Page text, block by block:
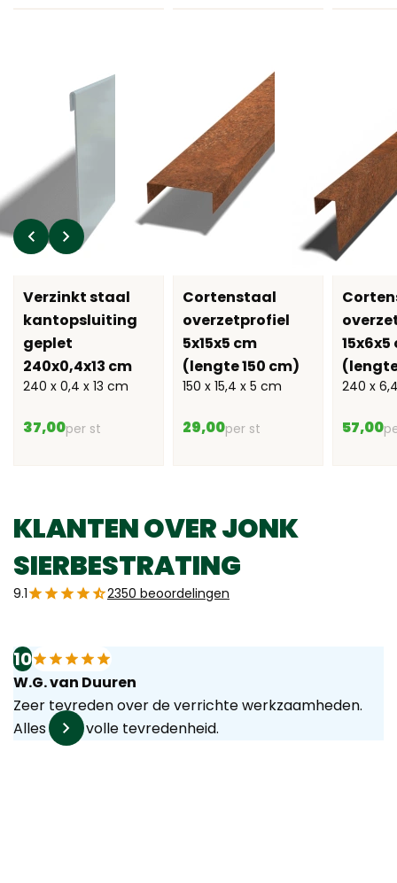
Verzinkt staal
kantopsluiting
geplet
240x0,4x13 cm
240 x 0,4 x 13 cm
37,00per st
Cortenstaal
overzetprofiel
5x15x5 cm
(lengte 150 cm)
150 x 15,4 x 5 cm
29,00per st
15x6x5
240 x
57,00
KLANTEN OVER JONK
SIERBESTRATING
9.1 2350 beoordelingen
10
W.G. van Duuren
Zeer tevreden over de verrichte werkzaamheden.
Alles naar volle tevredenheid.